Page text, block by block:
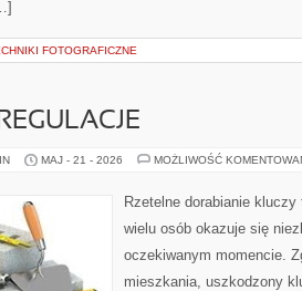
FOTOGRAFICZNE
MAJ - 21 - 2026 MOŻLIWOŚĆ
Rzetelne dorabianie
wielu osób okazuje się
oczekiwanym momencie.
mieszkania, uszkodzony